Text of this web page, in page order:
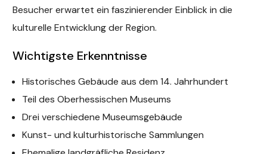
Besucher erwartet ein faszinierender Einblick in die
kulturelle Entwicklung der Region.
Wichtigste Erkenntnisse
Historisches Gebäude aus dem 14. Jahrhundert
Teil des Oberhessischen Museums
Drei verschiedene Museumsgebäude
Kunst- und kulturhistorische Sammlungen